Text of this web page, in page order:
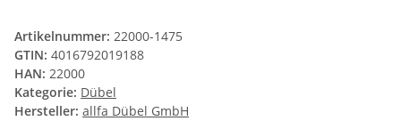
Artikelnummer: 22000-1475
GTIN: 4016792019188
HAN: 22000
Kategorie: Dübel
Hersteller: allfa Dübel GmbH